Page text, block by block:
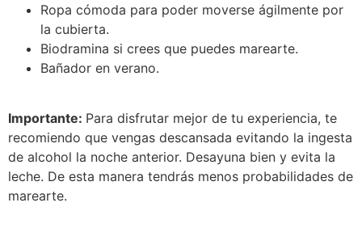
Ropa cómoda para poder moverse ágilmente por
la cubierta.
Biodramina si crees que puedes marearte.
Bañador en verano.
Importante: Para disfrutar mejor de tu experiencia, te
recomiendo que vengas descansada evitando la ingesta
de alcohol la noche anterior. Desayuna bien y evita la
leche. De esta manera tendrás menos probabilidades de
marearte.